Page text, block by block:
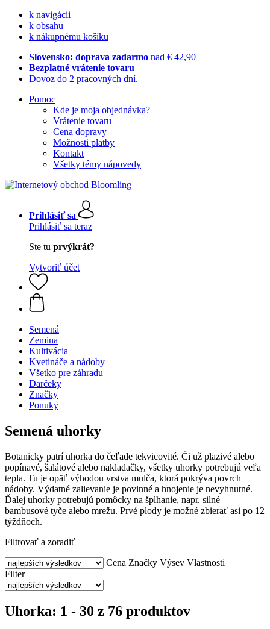
k navigácii
k obsahu
k nákupnému košíku
Slovensko: doprava zadarmo nad € 42,90
Bezplatné vrátenie tovaru
Dovoz do 2 pracovných dní.
Pomoc
Kde je moja objednávka?
Vrátenie tovaru
Cena dopravy
Možnosti platby
Kontakt
Všetky témy nápovedy
Prihlásiť sa
Prihlásiť sa teraz
Ste tu prvýkrát?
Vytvoriť účet
Semená
Zemina
Kultivácia
Kvetináče a nádoby
Všetko pre záhradu
Darčeky
Značky
Ponuky
Semená uhorky
Botanicky patrí uhorka do čeľade tekvicovité. Či už plazivé alebo
popínavé, šalátové alebo nakladačky, všetky uhorky potrebujú veľa
tepla. Tu je opäť výhodou vrstva mulča, ktorá pokrýva povrch
nádoby. Výdatné zalievanie je povinné a hnojenie je nevyhnutné.
Ďalej uhorky potrebujú pomôcky na šplhanie, napr. silné
bambusové tyče alebo mrežu. Prvé plody je možné zbierať asi po 12
týždňoch.
Filtrovať a zoradiť
Cena Značky Výsev Vlastnosti
Filter
Uhorka: 1 - 30 z 76 produktov